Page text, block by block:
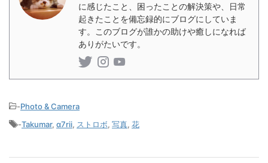
に感じたこと、困ったことの解決策や、日常
起きたことを備忘録的にブログにしていま
す。このブログが誰かの助けや癒しになれば
ありがたいです。
-Photo & Camera
-Takumar, α7rii, ストロボ, 写真, 花